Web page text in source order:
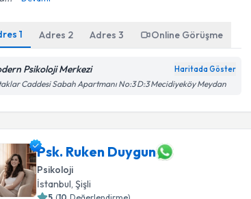
1 Adres 2 Adres3 Online Görüşme
Psikoloji Merkezi Haritada Göster
Caddesi Sabah Apartmanı No:3 D:3 Mecidiyeköy Meydan
Psk. Ruken Duygun
Psikoloji
İstanbul , Şişli
5 (10 Değerlendirme)